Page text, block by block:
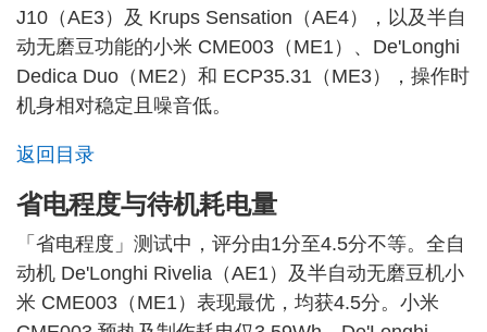
J10（AE3）及 Krups Sensation（AE4），以及半自
动无磨豆功能的小米 CME003（ME1）、De'Longhi
Dedica Duo（ME2）和 ECP35.31（ME3），操作时
机身相对稳定且噪音低。
返回目录
省电程度与待机耗电量
「省电程度」测试中，评分由1分至4.5分不等。全自
动机 De'Longhi Rivelia（AE1）及半自动无磨豆机小
米 CME003（ME1）表现最优，均获4.5分。小米